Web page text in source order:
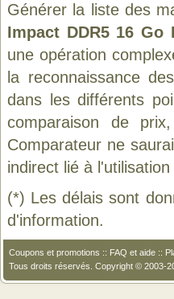
Générer la liste des
Impact DDR5 16 Go
une opération
la reconnaissance
dans les différents
comparaison de
Comparateur ne
indirect lié à
(*) Les délais sont
d'information.
Coupons et promotions :: FAQ et aide ::
Tous droits réservés. Copyright © 2003-